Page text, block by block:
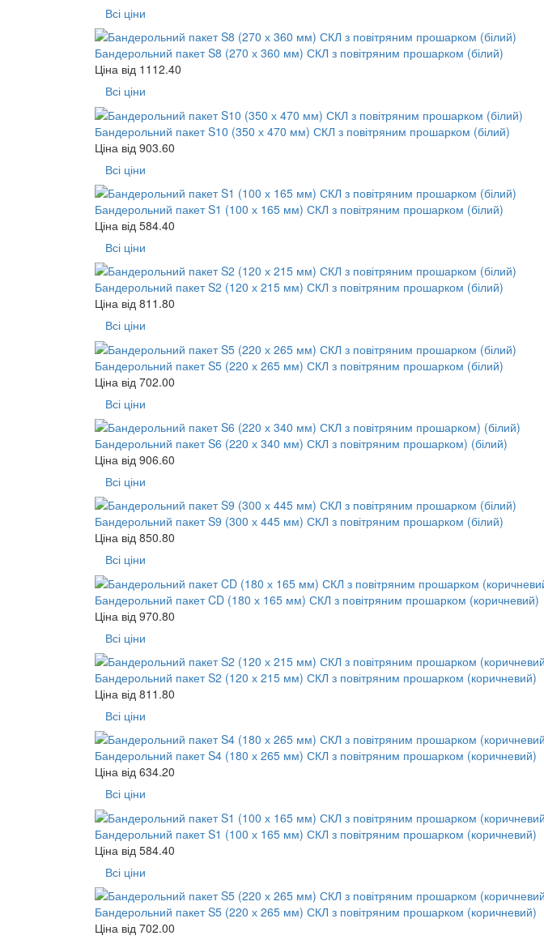
Всі ціни
Бандерольний пакет S8 (270 х 360 мм) СКЛ з повітряним прошарком (білий)
Ціна від 1112.40
Всі ціни
Бандерольний пакет S10 (350 х 470 мм) СКЛ з повітряним прошарком (білий)
Ціна від 903.60
Всі ціни
Бандерольний пакет S1 (100 х 165 мм) СКЛ з повітряним прошарком (білий)
Ціна від 584.40
Всі ціни
Бандерольний пакет S2 (120 х 215 мм) СКЛ з повітряним прошарком (білий)
Ціна від 811.80
Всі ціни
Бандерольний пакет S5 (220 х 265 мм) СКЛ з повітряним прошарком (білий)
Ціна від 702.00
Всі ціни
Бандерольний пакет S6 (220 х 340 мм) СКЛ з повітряним прошарком) (білий)
Ціна від 906.60
Всі ціни
Бандерольний пакет S9 (300 х 445 мм) СКЛ з повітряним прошарком (білий)
Ціна від 850.80
Всі ціни
Бандерольний пакет CD (180 х 165 мм) СКЛ з повітряним прошарком (коричневий)
Ціна від 970.80
Всі ціни
Бандерольний пакет S2 (120 х 215 мм) СКЛ з повітряним прошарком (коричневий)
Ціна від 811.80
Всі ціни
Бандерольний пакет S4 (180 х 265 мм) СКЛ з повітряним прошарком (коричневий)
Ціна від 634.20
Всі ціни
Бандерольний пакет S1 (100 х 165 мм) СКЛ з повітряним прошарком (коричневий)
Ціна від 584.40
Всі ціни
Бандерольний пакет S5 (220 х 265 мм) СКЛ з повітряним прошарком (коричневий)
Ціна від 702.00